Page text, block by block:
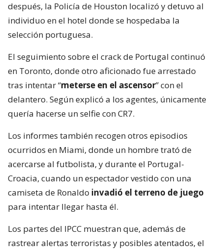
después, la Policía de Houston localizó y detuvo al
individuo en el hotel donde se hospedaba la
selección portuguesa.
El seguimiento sobre el crack de Portugal continuó
en Toronto, donde otro aficionado fue arrestado
tras intentar “meterse en el ascensor” con el
delantero. Según explicó a los agentes, únicamente
quería hacerse un selfie con CR7.
Los informes también recogen otros episodios
ocurridos en Miami, donde un hombre trató de
acercarse al futbolista, y durante el Portugal-
Croacia, cuando un espectador vestido con una
camiseta de Ronaldo invadió el terreno de juego
para intentar llegar hasta él.
Los partes del IPCC muestran que, además de
rastrear alertas terroristas y posibles atentados, el